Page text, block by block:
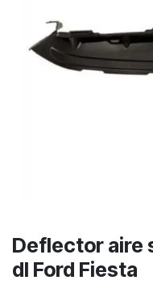
Deflector aire
dl Ford Fiesta